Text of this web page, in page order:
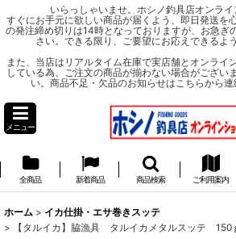
いらっしゃいませ。ホシノ釣具店オンライ
すぐにお手元に欲しい商品が届くよう、即日発送を
の発注締め切りは14時となっておりますが、お急ぎ
さい。できる限り、ご要望にお応えできるよ
また、当店はリアルタイム在庫で実店舗とオンライ
している為、ご注文の商品が揃わない場合がござい
い。商品不足・欠品のお知らせはこちらから連
メニュー
全商品 新着商品 商品検索 ご利用案内
ホーム > イカ仕掛・エサ巻きスッテ
>
【タルイカ】脇漁具 タルイカメタルスッテ 150